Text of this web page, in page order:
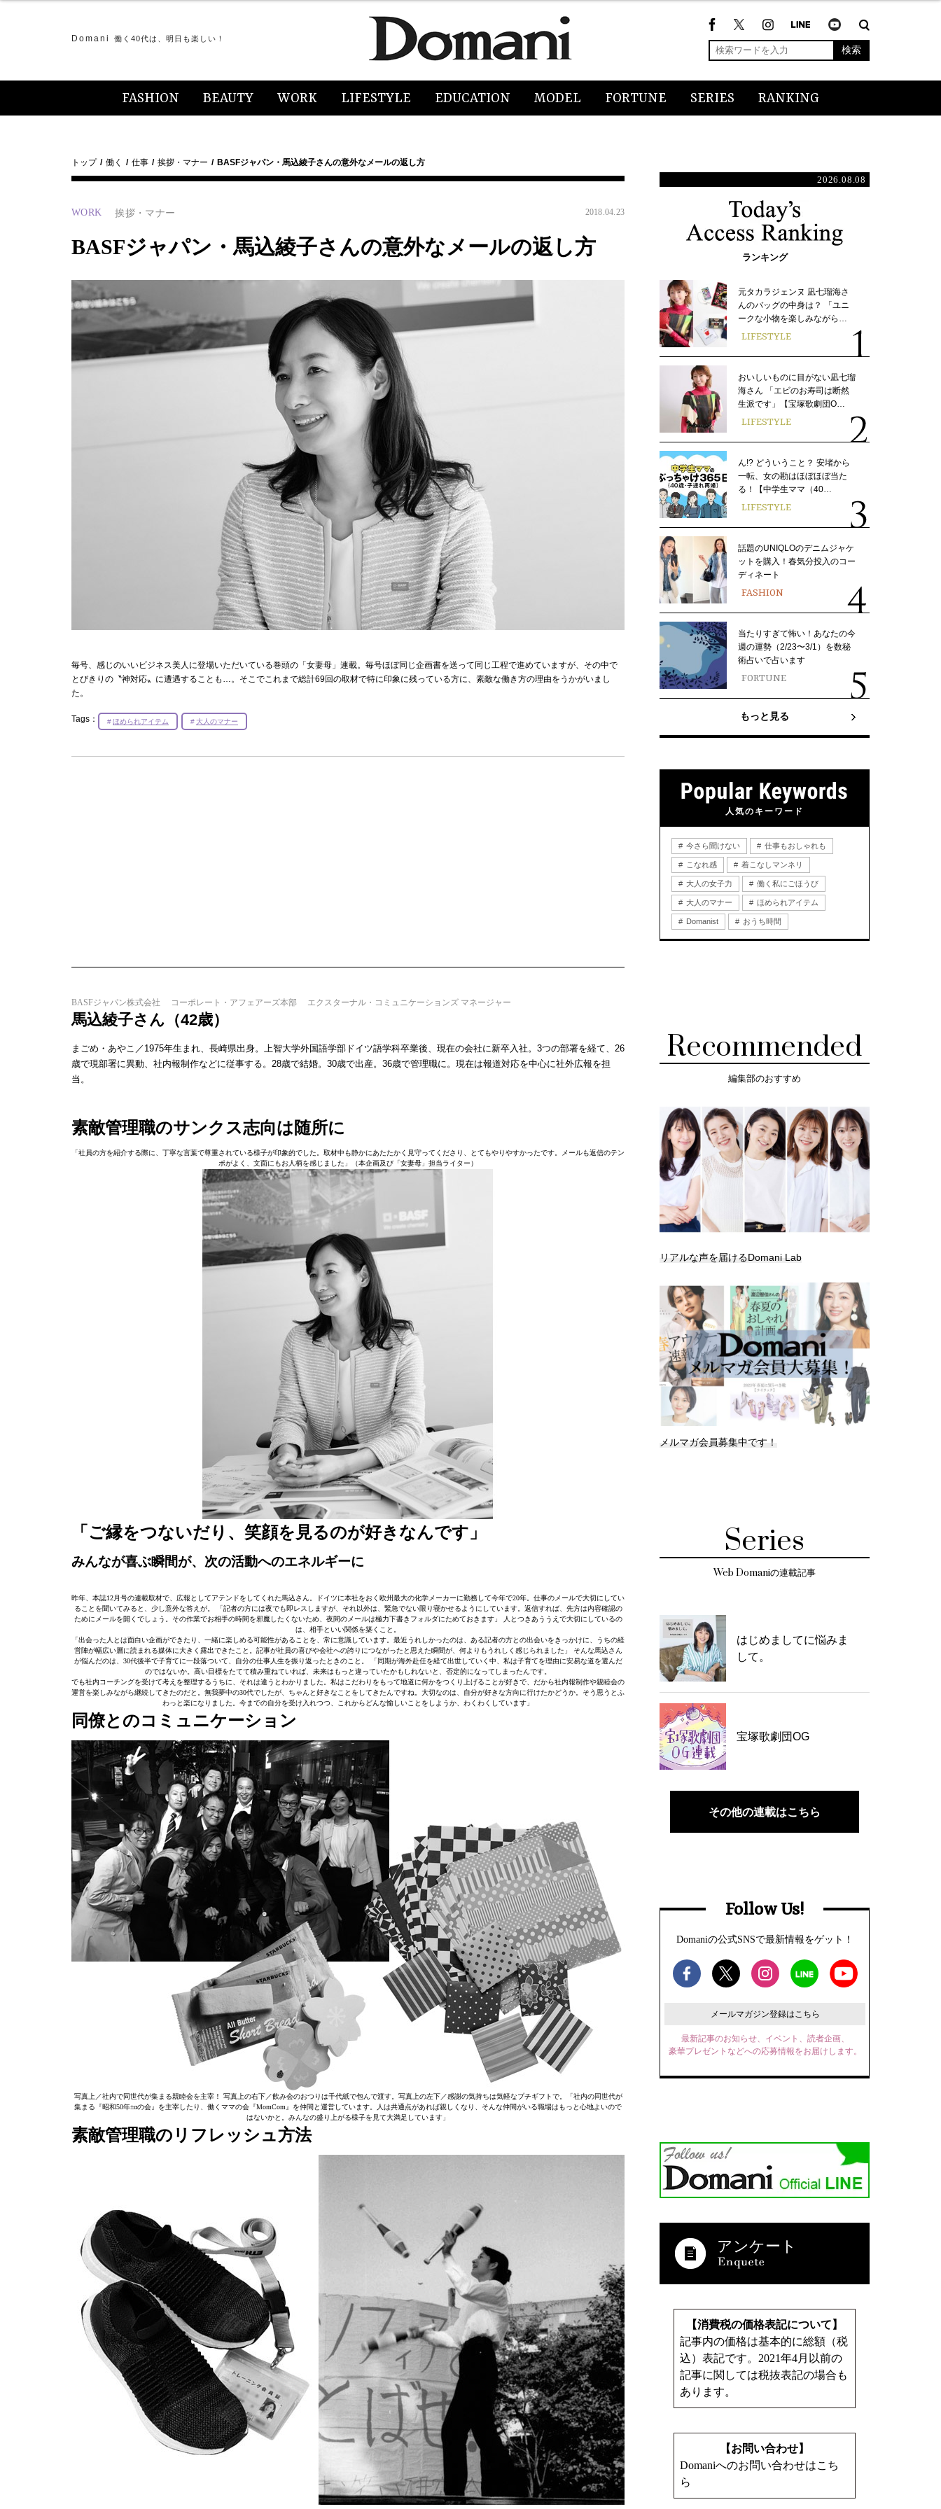
Domani 働く40代は、明日も楽しい！
検索
FASHION BEAUTY WORK LIFESTYLE EDUCATION MODEL FORTUNE SERIES RANKING
トップ 働く 仕事 挨拶・マナー BASFジャパン・馬込綾子さんの意外なメールの返し方
WORK 挨拶・マナー 2018.04.23
BASFジャパン・馬込綾子さんの意外なメールの返し方
毎号、感じのいいビジネス美人に登場いただいている巻頭の「女妻母」連載。毎号ほぼ同じ企画書を送って同じ工程で進めていますが、その中で
とびきりの〝神対応〟に遭遇することも…。そこでこれまで総計69回の取材で特に印象に残っている方に、素敵な働き方の理由をうかがいまし
た。
Tags： ほめられアイテム 大人のマナー
BASFジャパン株式会社 コーポレート・アフェアーズ本部 エクスターナル・コミュニケーションズ マネージャー
馬込綾子さん（42歳）
まごめ・あやこ／1975年生まれ、長崎県出身。上智大学外国語学部ドイツ語学科卒業後、現在の会社に新卒入社。3つの部署を経て、26
歳で現部署に異動、社内報制作などに従事する。28歳で結婚。30歳で出産。36歳で管理職に。現在は報道対応を中心に社外広報を担
当。
素敵管理職のサンクス志向は随所に
「社員の方を紹介する際に、丁寧な言葉で尊重されている様子が印象的でした。取材中も静かにあたたかく見守ってくださり、とてもやりやすかったです。メールも返信のテン
ポがよく、文面にもお人柄を感じました」（本企画及び「女妻母」担当ライター）
「ご縁をつないだり、笑顔を見るのが好きなんです」
みんなが喜ぶ瞬間が、次の活動へのエネルギーに
昨年、本誌12月号の連載取材で、広報としてアテンドをしてくれた馬込さん。ドイツに本社をおく欧州最大の化学メーカーに勤務して今年で20年。仕事のメールで大切にしてい
ることを聞いてみると、少し意外な答えが。 「記者の方には夜でも即レスしますが、それ以外は、緊急でない限り寝かせるようにしています。返信すれば、先方は内容確認の
ためにメールを開くでしょう。その作業でお相手の時間を邪魔したくないため、夜間のメールは極力下書きフォルダにためておきます」 人とつきあううえで大切にしているの
は、相手といい関係を築くこと。
「出会った人とは面白い企画ができたり、一緒に楽しめる可能性があることを、常に意識しています。最近うれしかったのは、ある記者の方との出会いをきっかけに、うちの経
営陣が幅広い層に読まれる媒体に大きく露出できたこと。記事が社員の喜びや会社への誇りにつながったと思えた瞬間が、何よりもうれしく感じられました」 そんな馬込さん
が悩んだのは、30代後半で子育てに一段落ついて、自分の仕事人生を振り返ったときのこと。 「同期が海外赴任を経て出世していく中、私は子育てを理由に安易な道を選んだ
のではないか。高い目標をたてて積み重ねていれば、未来はもっと違っていたかもしれないと、否定的になってしまったんです。
でも社内コーチングを受けて考えを整理するうちに、それは違うとわかりました。私はこだわりをもって地道に何かをつくり上げることが好きで、だから社内報制作や親睦会の
運営を楽しみながら継続してきたのだと。無我夢中の30代でしたが、ちゃんと好きなことをしてきたんですね。大切なのは、自分が好きな方向に行けたかどうか。そう思うとふ
わっと楽になりました。今までの自分を受け入れつつ、これからどんな愉しいことをしようか、わくわくしています」
同僚とのコミュニケーション
写真上／社内で同世代が集まる親睦会を主宰！ 写真上の右下／飲み会のおつりは千代紙で包んで渡す。写真上の左下／感謝の気持ちは気軽なプチギフトで。「社内の同世代が
集まる『昭和50年±αの会』を主宰したり、働くママの会『MomCom』を仲間と運営しています。人は共通点があれば親しくなり、そんな仲間がいる職場はもっと心地よいので
はないかと。みんなの盛り上がる様子を見て大満足しています」
素敵管理職のリフレッシュ方法
2026.08.08
ランキング
元タカラジェンヌ 凪七瑠海さ
んのバッグの中身は？ 「ユニ
ークな小物を楽しみながら…
LIFESTYLE
おいしいものに目がない凪七瑠
海さん 「エビのお寿司は断然
生派です」【宝塚歌劇団O…
LIFESTYLE
ん!? どういうこと？ 安堵から
一転、女の勘はほぼほぼ当た
る！【中学生ママ（40…
LIFESTYLE
話題のUNIQLOのデニムジャケ
ットを購入！春気分投入のコー
ディネート
FASHION
当たりすぎて怖い！あなたの今
週の運勢（2/23〜3/1）を数秘
術占いで占います
FORTUNE
もっと見る
人気のキーワード
今さら聞けない 仕事もおしゃれも
こなれ感 着こなしマンネリ
大人の女子力 働く私にごほうび
大人のマナー ほめられアイテム
Domanist おうち時間
Recommended
編集部のおすすめ
リアルな声を届けるDomani Lab
メルマガ会員募集中です！
Series
Web Domaniの連載記事
はじめましてに悩みま
して。
宝塚歌劇団OG
その他の連載はこちら
Follow Us!
Domaniの公式SNSで最新情報をゲット！
メールマガジン登録はこちら
最新記事のお知らせ、イベント、読者企画、
豪華プレゼントなどへの応募情報をお届けします。
アンケート
【消費税の価格表記について】
記事内の価格は基本的に総額（税
込）表記です。2021年4月以前の
記事に関しては税抜表記の場合も
あります。
【お問い合わせ】
Domaniへのお問い合わせはこち
ら